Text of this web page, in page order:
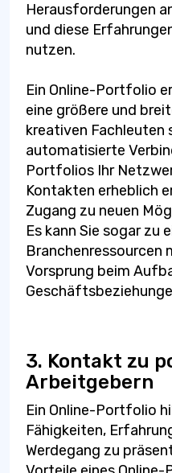
Herausforderungen
und diese
nutzen.
Ein Online-Portfolio
eine größere und
kreativen Fachleuten
automatisierte
Portfolios Ihr
Kontakten erheblich
Zugang zu neuen
Es kann Sie sogar zu
Branchenressourcen
Vorsprung beim
3. Kontakt zu
Arbeitgebern
Ein Online-Portfolio
Fähigkeiten,
Werdegang zu